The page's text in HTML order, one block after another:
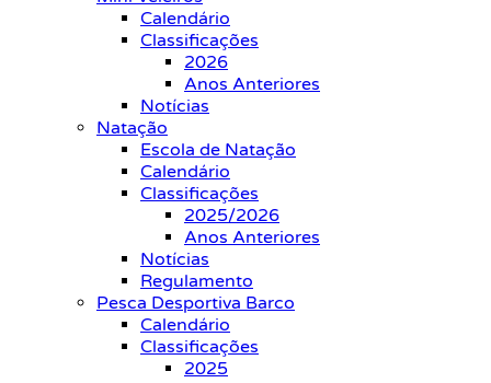
Calendário
Classificações
2026
Anos Anteriores
Notícias
Natação
Escola de Natação
Calendário
Classificações
2025/2026
Anos Anteriores
Notícias
Regulamento
Pesca Desportiva Barco
Calendário
Classificações
2025